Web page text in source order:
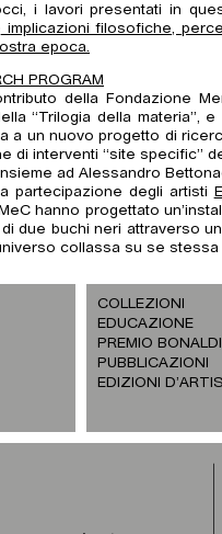
i lavori presentati in
implicazioni filosofiche,
epoca.
PROGRAM
della Fondazione
“Trilogia della materia”,
a un nuovo progetto di
di interventi “site specific”
ad Alessandro
partecipazione degli artisti
hanno progettato
due buchi neri attraverso
collassa su se
COLLEZIONI
EDUCAZIONE
PREMIO BONALDI
PUBBLICAZIONI
EDIZIONI